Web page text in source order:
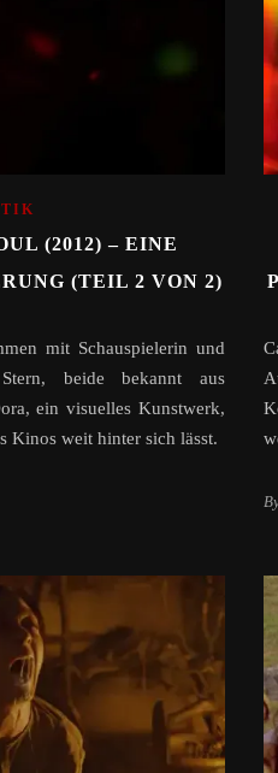
(2012) – EINE
(TEIL 2 VON 2)
mit Schauspielerin und
beide bekannt aus
ein visuelles Kunstwerk,
Kinos weit hinter sich lässt.